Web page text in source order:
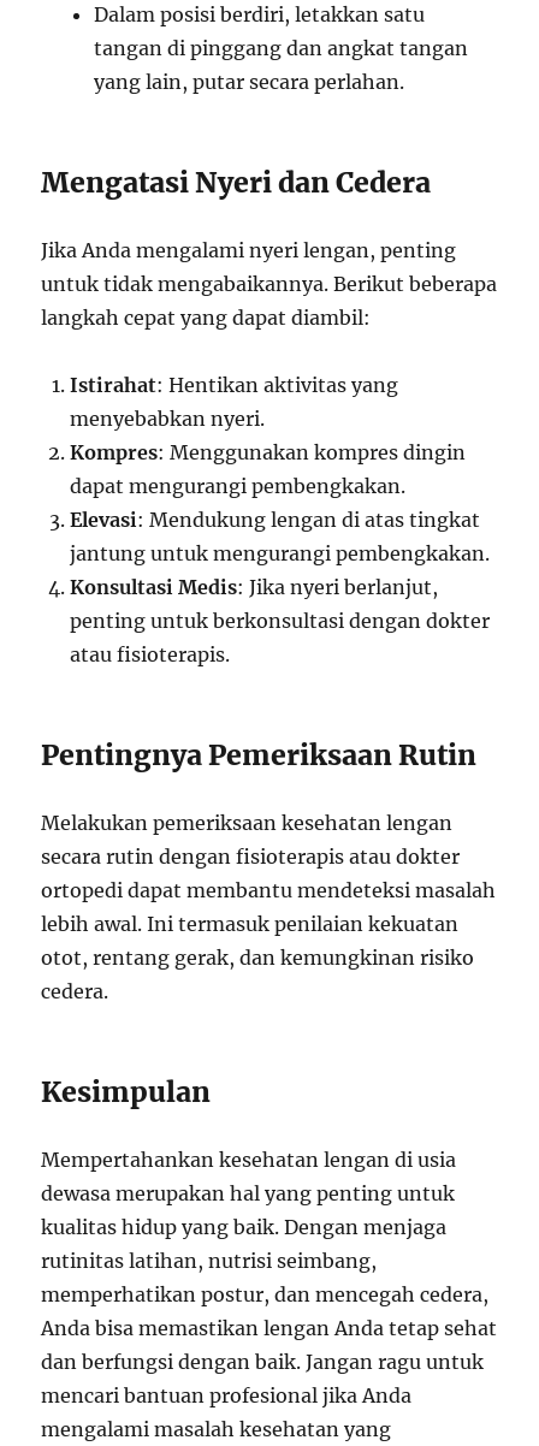
Dalam posisi berdiri, letakkan satu
tangan di pinggang dan angkat tangan
yang lain, putar secara perlahan.
Mengatasi Nyeri dan Cedera
Jika Anda mengalami nyeri lengan, penting
untuk tidak mengabaikannya. Berikut beberapa
langkah cepat yang dapat diambil:
Istirahat: Hentikan aktivitas yang
menyebabkan nyeri.
Kompres: Menggunakan kompres dingin
dapat mengurangi pembengkakan.
Elevasi: Mendukung lengan di atas tingkat
jantung untuk mengurangi pembengkakan.
Konsultasi Medis: Jika nyeri berlanjut,
penting untuk berkonsultasi dengan dokter
atau fisioterapis.
Pentingnya Pemeriksaan Rutin
Melakukan pemeriksaan kesehatan lengan
secara rutin dengan fisioterapis atau dokter
ortopedi dapat membantu mendeteksi masalah
lebih awal. Ini termasuk penilaian kekuatan
otot, rentang gerak, dan kemungkinan risiko
cedera.
Kesimpulan
Mempertahankan kesehatan lengan di usia
dewasa merupakan hal yang penting untuk
kualitas hidup yang baik. Dengan menjaga
rutinitas latihan, nutrisi seimbang,
memperhatikan postur, dan mencegah cedera,
Anda bisa memastikan lengan Anda tetap sehat
dan berfungsi dengan baik. Jangan ragu untuk
mencari bantuan profesional jika Anda
mengalami masalah kesehatan yang